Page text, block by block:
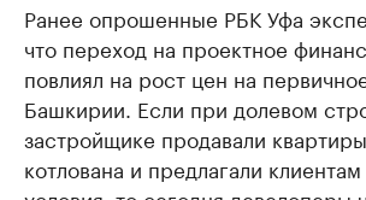
Ранее опрошенные РБК Уфа
что переход на проектное
повлиял на рост цен на
Башкирии. Если при долевом
застройщике продавали
котлована и предлагали